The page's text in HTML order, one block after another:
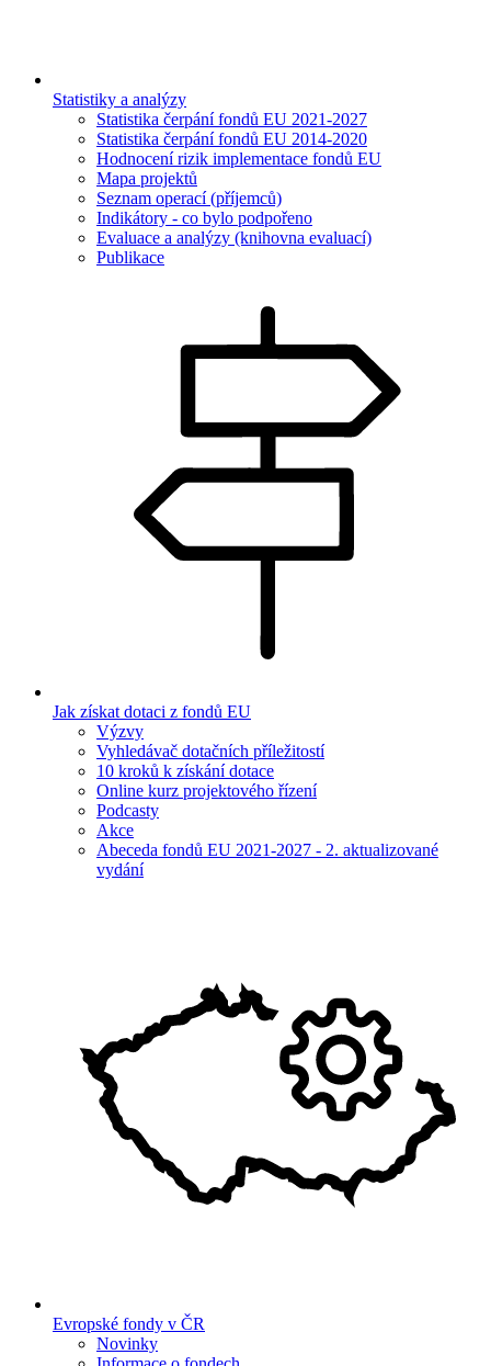
Statistiky a analýzy
Statistika čerpání fondů EU 2021-2027
Statistika čerpání fondů EU 2014-2020
Hodnocení rizik implementace fondů EU
Mapa projektů
Seznam operací (příjemců)
Indikátory - co bylo podpořeno
Evaluace a analýzy (knihovna evaluací)
Publikace
Jak získat dotaci z fondů EU
Výzvy
Vyhledávač dotačních příležitostí
10 kroků k získání dotace
Online kurz projektového řízení
Podcasty
Akce
Abeceda fondů EU 2021-2027 - 2. aktualizované
vydání
Evropské fondy v ČR
Novinky